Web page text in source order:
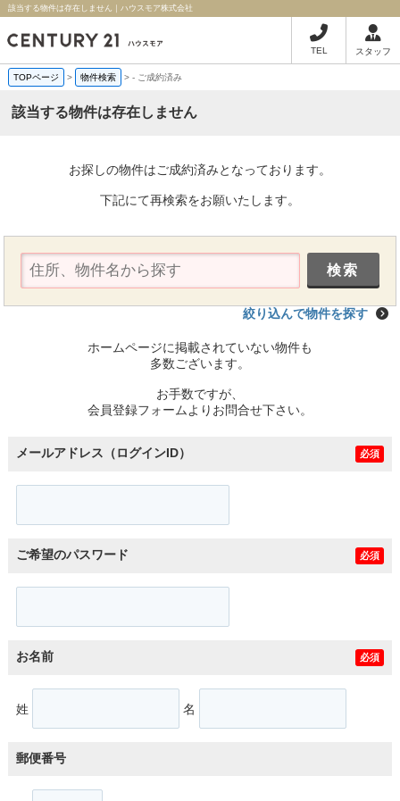
該当する物件は存在しません｜ハウスモア株式会社
TEL スタッフ
TOPページ > 物件検索 >- ご成約済み
該当する物件は存在しません
お探しの物件はご成約済みとなっております。
下記にて再検索をお願いたします。
絞り込んで物件を探す
ホームページに掲載されていない物件も
多数ございます。
お手数ですが、
会員登録フォームよりお問合せ下さい。
メールアドレス（ログインID） 必須
ご希望のパスワード 必須
お名前 必須
姓 名
郵便番号